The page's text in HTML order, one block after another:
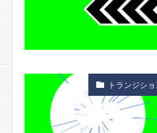
トランジショ